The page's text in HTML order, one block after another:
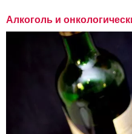
Алкоголь и